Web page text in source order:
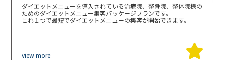
ダイエットメニューを導入されている治療院、整骨院、整体院様の
ためのダイエットメニュー集客パッケージプランです。
これ１つで最短でダイエットメニューの集客が開始できます。
view more